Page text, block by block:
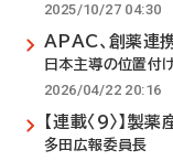
2025/10/27 04:30
APAC、創薬連
日本主導の位置付
2026/04/22 20:16
【連載〈9〉】製
多田広報委員長